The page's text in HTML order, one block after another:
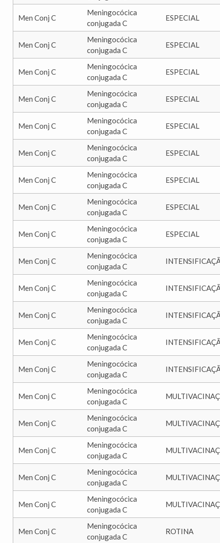
Men Conj C
Meningocócica
conjugada C
ESPECIAL
Men Conj C
Meningocócica
conjugada C
ESPECIAL
Men Conj C
Meningocócica
conjugada C
ESPECIAL
Men Conj C
Meningocócica
conjugada C
ESPECIAL
Men Conj C
Meningocócica
conjugada C
ESPECIAL
Men Conj C
Meningocócica
conjugada C
ESPECIAL
Men Conj C
Meningocócica
conjugada C
ESPECIAL
Men Conj C
Meningocócica
conjugada C
ESPECIAL
Men Conj C
Meningocócica
conjugada C
ESPECIAL
Men Conj C
Meningocócica
conjugada C
Men Conj C
Meningocócica
conjugada C
Men Conj C
Meningocócica
conjugada C
Men Conj C
Meningocócica
conjugada C
Men Conj C
Meningocócica
conjugada C
Men Conj C
Meningocócica
conjugada C
Men Conj C
Meningocócica
conjugada C
Men Conj C
Meningocócica
conjugada C
Men Conj C
Meningocócica
conjugada C
Men Conj C
Meningocócica
conjugada C
Men Conj C
Meningocócica
conjugada C
ROTINA